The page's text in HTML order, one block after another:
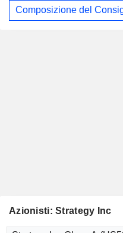
Composizione del
Azionisti: Strategy Inc